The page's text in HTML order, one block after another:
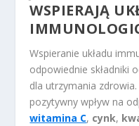
WSPIERAJĄ
Wspieranie układu
odpowiednie składniki
dla utrzymania
pozytywny wpływ na
witamina C, cynk,